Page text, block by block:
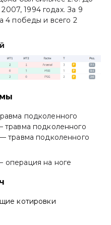
1994 годах. За 9
4 победы и всего 2
подколенного
подколенного
травма подколенного
на ноге
котировки